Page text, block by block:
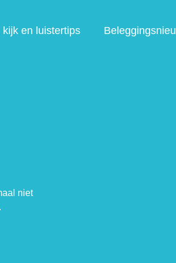
kijk en luistertips
niet